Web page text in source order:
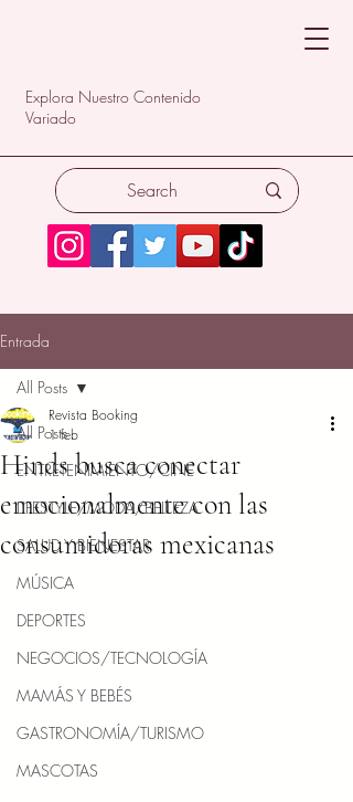
Explora Nuestro Contenido
Variado
Entrada
All Posts
ENTRETENIMIENTO/CINE
LIFESTYLE/MODA/BELLEZA
SALUD Y BIENESTAR
MÚSICA
DEPORTES
NEGOCIOS/TECNOLOGÍA
MAMÁS Y BEBÉS
GASTRONOMÍA/TURISMO
MASCOTAS
All Posts
Hinds busca conectar
emocionalmente con las
consumidoras mexicanas
Revista Booking
1 feb